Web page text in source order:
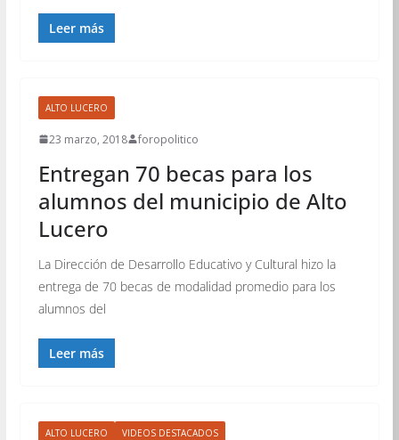
Leer más
ALTO LUCERO
23 marzo, 2018 foropolitico
Entregan 70 becas para los
alumnos del municipio de Alto
Lucero
La Dirección de Desarrollo Educativo y Cultural hizo la
entrega de 70 becas de modalidad promedio para los
alumnos del
Leer más
ALTO LUCERO VIDEOS DESTACADOS